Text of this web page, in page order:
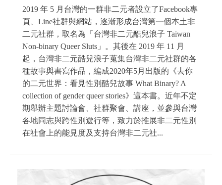
2019 年 5 月台灣的一群非二元者設立了Facebook專
頁、Line社群與網站，逐漸形成台灣第一個本土非
二元社群，取名為「台灣非二元酷兒浪子 Taiwan
Non-binary Queer Sluts」。其後在 2019 年 11 月
起，台灣非二元酷兒浪子蒐集台灣非二元社群的各
種故事與書寫作品，編成2020年5月出版的《去你
的二元世界：看見性別酷兒故事 What Binary? A
collection of gender queer stories》這本書。近年不定
期舉辦主題討論會、社群聚會、講座，並參與台灣
各地同志與跨性別遊行等，致力於推展非二元性別
在社會上的能見度及支持台灣非二元社...